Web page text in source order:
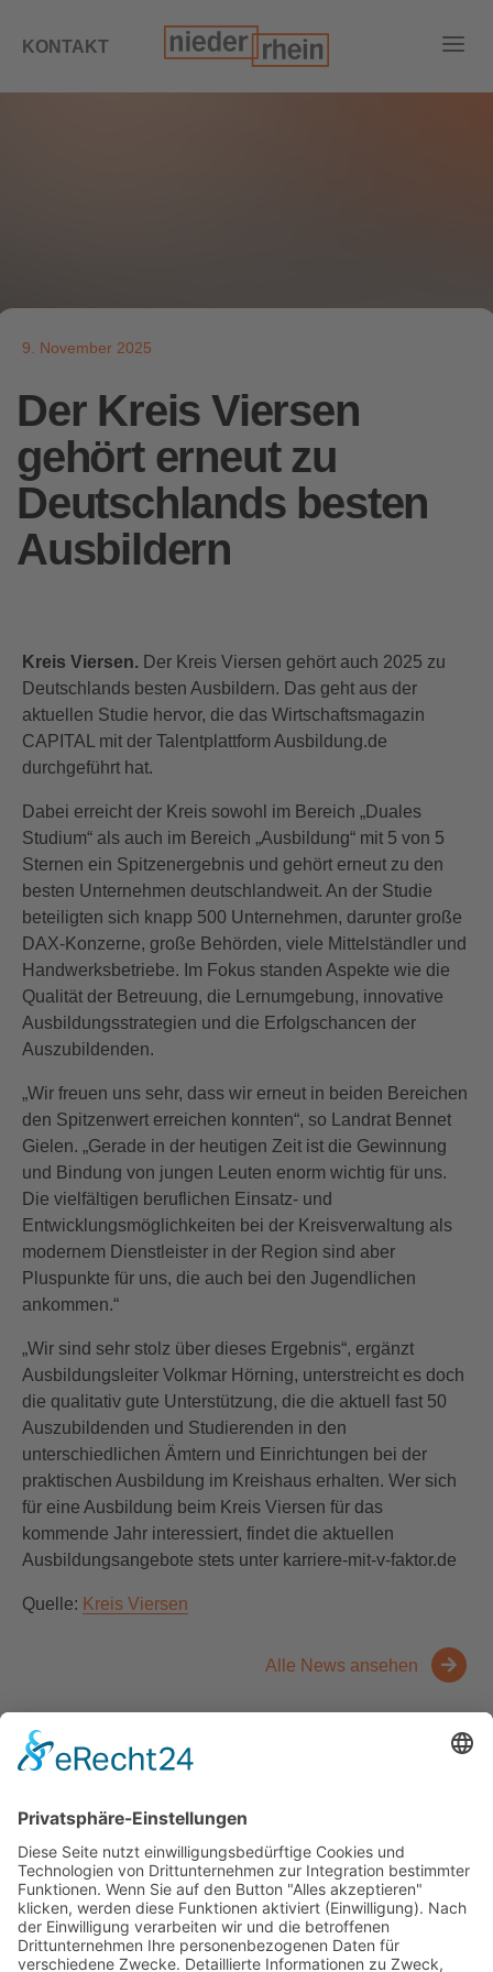
KONTAKT
9. November 2025
Der Kreis Viersen
gehört erneut zu
Deutschlands besten
Ausbildern
Kreis Viersen. Der Kreis Viersen gehört auch 2025 zu
Deutschlands besten Ausbildern. Das geht aus der
aktuellen Studie hervor, die das Wirtschaftsmagazin
CAPITAL mit der Talentplattform Ausbildung.de
durchgeführt hat.
Dabei erreicht der Kreis sowohl im Bereich „Duales
Studium“ als auch im Bereich „Ausbildung“ mit 5 von 5
Sternen ein Spitzenergebnis und gehört erneut zu den
besten Unternehmen deutschlandweit. An der Studie
beteiligten sich knapp 500 Unternehmen, darunter große
DAX-Konzerne, große Behörden, viele Mittelständler und
Handwerksbetriebe. Im Fokus standen Aspekte wie die
Qualität der Betreuung, die Lernumgebung, innovative
Ausbildungsstrategien und die Erfolgschancen der
Auszubildenden.
„Wir freuen uns sehr, dass wir erneut in beiden Bereichen
den Spitzenwert erreichen konnten“, so Landrat Bennet
Gielen. „Gerade in der heutigen Zeit ist die Gewinnung
und Bindung von jungen Leuten enorm wichtig für uns.
Die vielfältigen beruflichen Einsatz- und
Entwicklungsmöglichkeiten bei der Kreisverwaltung als
modernem Dienstleister in der Region sind aber
Pluspunkte für uns, die auch bei den Jugendlichen
ankommen.“
„Wir sind sehr stolz über dieses Ergebnis“, ergänzt
Ausbildungsleiter Volkmar Hörning, unterstreicht es doch
die qualitativ gute Unterstützung, die die aktuell fast 50
Auszubildenden und Studierenden in den
unterschiedlichen Ämtern und Einrichtungen bei der
praktischen Ausbildung im Kreishaus erhalten. Wer sich
für eine Ausbildung beim Kreis Viersen für das
kommende Jahr interessiert, findet die aktuellen
Ausbildungsangebote stets unter karriere-mit-v-faktor.de
Quelle: Kreis Viersen
Alle News ansehen